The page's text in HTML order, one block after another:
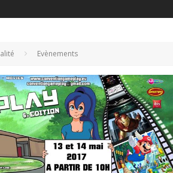
Evènements